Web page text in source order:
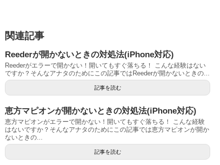
関連記事
Reederが開かないときの対処法(iPhone対応)
Reederがエラーで開かない！開いてもすぐ落ちる！ こんな経験はない
ですか？そんなアナタのためにこの記事ではReederが開かないときの...
記事を読む
恵方マピオンが開かないときの対処法(iPhone対応)
恵方マピオンがエラーで開かない！開いてもすぐ落ちる！ こんな経験
はないですか？そんなアナタのためにこの記事では恵方マピオンが開か
ないときの...
記事を読む